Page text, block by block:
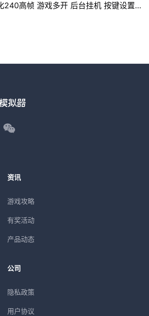
240高帧 游戏多开 后台挂机 按键设置
资讯
游戏攻略
有奖活动
产品动态
公司
隐私政策
用户协议